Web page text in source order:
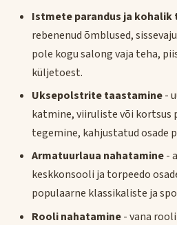
Istmete parandus ja kohalik
rebenenud õmblused,
pole kogu salong vaja teha,
küljetoest.
Uksepolstrite taastamine-
katmine, viiruliste või kortsus
tegemine, kahjustatud osade
Armatuurlaua nahatamine-
keskkonsooli ja torpeedo
populaarne klassikaliste ja
Rooli nahatamine- vana